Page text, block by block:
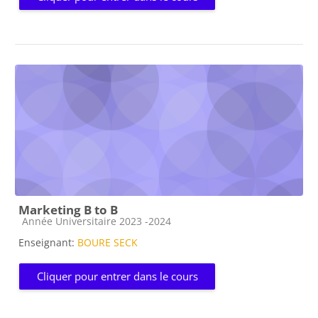
Marketing B to B
Catégorie de cours
Année Universitaire 2023 -2024
Enseignant: BOURE SECK
Cliquer pour entrer dans le cours